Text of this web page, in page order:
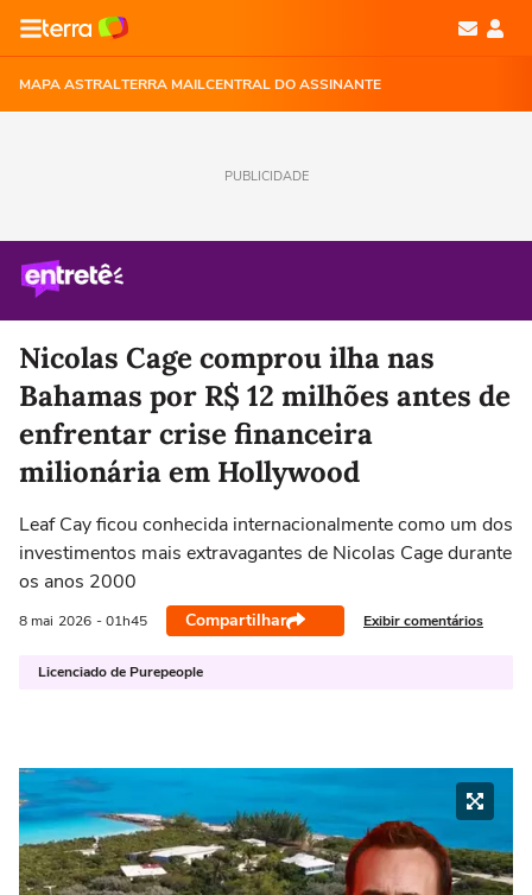
MAPA ASTRALTERRA MAILCENTRAL DO ASSINANTE
PUBLICIDADE
Nicolas Cage comprou ilha nas
Bahamas por R$ 12 milhões antes de
enfrentar crise financeira
milionária em Hollywood
Leaf Cay ficou conhecida internacionalmente como um dos
investimentos mais extravagantes de Nicolas Cage durante
os anos 2000
8 mai 2026 - 01h45 Compartilhar Exibir comentários
Licenciado de Purepeople